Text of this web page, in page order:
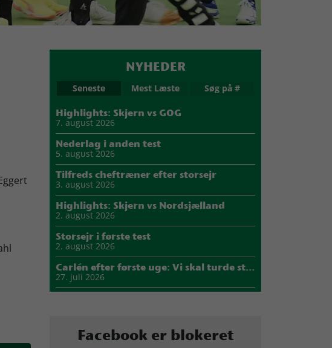
NYHEDER
Seneste Mest Læste Søg på #
Highlights: Skjern vs GOG
7. august 2026
Nederlag i anden test
5. august 2026
Tilfreds cheftræner efter storsejr
3. august 2026
Highlights: Skjern vs Nordsjælland
2. august 2026
Storsejr i første test
2. august 2026
Carlén efter første uge: Vi skal turde stille krav til hinanden
27. juli 2026
17. juli 2026
Facebook er blokeret